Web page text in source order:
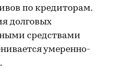
по кредиторам.
долговых
средствами
умеренно-